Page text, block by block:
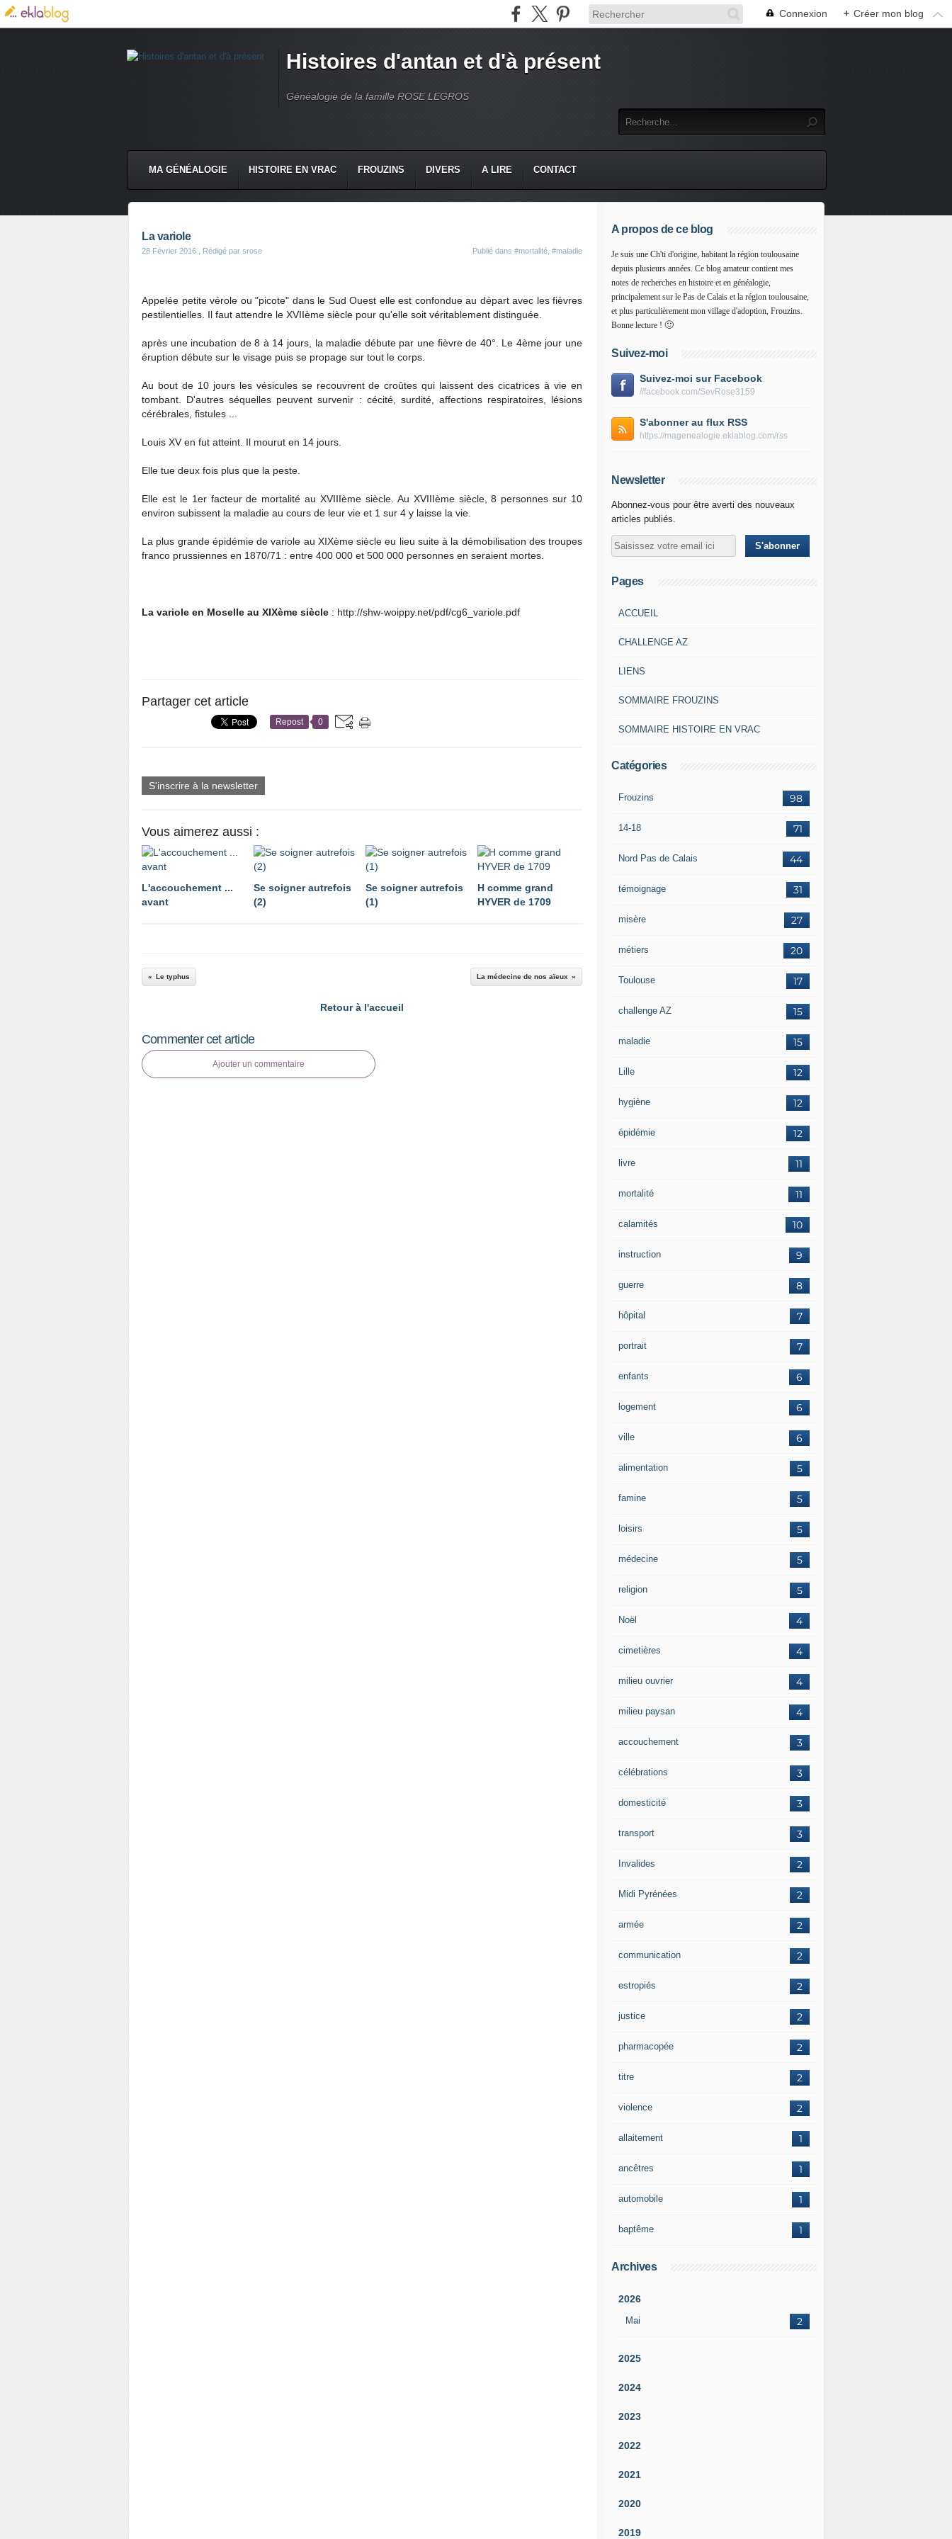
Connexion + Créer mon blog
Histoires d'antan et d'à présent
Généalogie de la famille ROSE LEGROS
MA GÉNÉALOGIE HISTOIRE EN VRAC FROUZINS DIVERS A LIRE CONTACT
La variole
28 Février 2016 , Rédigé par srose Publié dans #mortalité #maladie
Appelée petite vérole ou "picote" dans le Sud Ouest elle est confondue au départ avec les fièvres
pestilentielles. Il faut attendre le XVIIème siècle pour qu'elle soit véritablement distinguée.
après une incubation de 8 à 14 jours, la maladie débute par une fièvre de 40°. Le 4ème jour une
éruption débute sur le visage puis se propage sur tout le corps.
Au bout de 10 jours les vésicules se recouvrent de croûtes qui laissent des cicatrices à vie en
tombant. D'autres séquelles peuvent survenir : cécité, surdité, affections respiratoires, lésions
cérébrales, fistules ...
Louis XV en fut atteint. Il mourut en 14 jours.
Elle tue deux fois plus que la peste.
Elle est le 1er facteur de mortalité au XVIIIème siècle. Au XVIIIème siècle, 8 personnes sur 10
environ subissent la maladie au cours de leur vie et 1 sur 4 y laisse la vie.
La plus grande épidémie de variole au XIXème siècle eu lieu suite à la démobilisation des troupes
franco prussiennes en 1870/71 : entre 400 000 et 500 000 personnes en seraient mortes.
La variole en Moselle au XIXème siècle : http://shw-woippy.net/pdf/cg6_variole.pdf
Partager cet article
Repost 0
S'inscrire à la newsletter
Vous aimerez aussi :
L'accouchement ...
avant
Se soigner autrefois
(2)
Se soigner autrefois
(1)
H comme grand
HYVER de 1709
Le typhus La médecine de nos aïeux
Retour à l'accueil
Commenter cet article
Ajouter un commentaire
A propos de ce blog
Je suis une Ch'ti d'origine, habitant la région toulousaine
depuis plusieurs années. Ce blog amateur contient mes
notes de recherches en histoire et en généalogie,
principalement sur le Pas de Calais et la région toulousaine,
et plus particulièrement mon village d'adoption, Frouzins.
Bonne lecture ! 🙂
Suivez-moi
Suivez-moi sur Facebook
//facebook.com/SevRose3159
S'abonner au flux RSS
https://magenealogie.eklablog.com/rss
Newsletter
Abonnez-vous pour être averti des nouveaux
articles publiés.
Pages
ACCUEIL
CHALLENGE AZ
LIENS
SOMMAIRE FROUZINS
SOMMAIRE HISTOIRE EN VRAC
Catégories
98
Frouzins
71
14-18
44
Nord Pas de Calais
31
témoignage
27
misère
20
métiers
17
Toulouse
15
challenge AZ
15
maladie
12
Lille
12
hygiène
12
épidémie
11
livre
11
mortalité
10
calamités
9
instruction
8
guerre
7
hôpital
7
portrait
6
enfants
6
logement
6
ville
5
alimentation
5
famine
5
loisirs
5
médecine
5
religion
4
Noël
4
cimetières
4
milieu ouvrier
4
milieu paysan
3
accouchement
3
célébrations
3
domesticité
3
transport
2
Invalides
2
Midi Pyrénées
2
armée
2
communication
2
estropiés
2
justice
2
pharmacopée
2
titre
2
violence
1
allaitement
1
ancêtres
1
automobile
1
baptême
Archives
2026
Mai 2
2025
2024
2023
2022
2021
2020
2019